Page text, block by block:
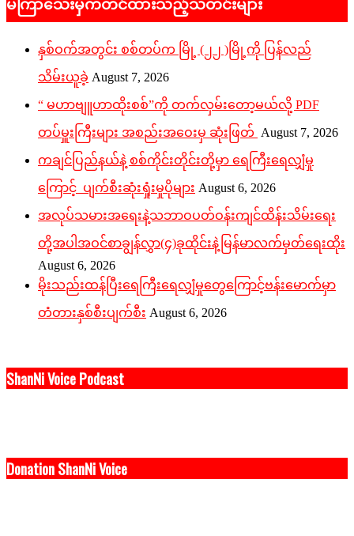
နှစ်ဝက်အတွင်း စစ်တပ်က မြို့ (၂၂ )မြို့ကို ပြန်လည်
သိမ်းယူခဲ့ August 7, 2026
“ မဟာဗျူဟာထိုးစစ်”ကို တက်လှမ်းတော့မယ်လို့ PDF
တပ်မှူးကြီးများ အစည်းအဝေးမှ ဆုံးဖြတ် August 7, 2026
ကချင်ပြည်နယ်နဲ့ စစ်ကိုင်းတိုင်းတို့မှာ ရေကြီးရေလျှံမှု
ကြောင့် ပျက်စီးဆုံးရှုံးမှုပိုများ August 6, 2026
အလုပ်သမားအရေးနဲ့သဘာဝပတ်ဝန်းကျင်ထိန်းသိမ်းရေး
တို့အပါအဝင်စာချွန်လွှာ(၄)ခုထိုင်းနဲ့မြန်မာလက်မှတ်ရေးထိုး
August 6, 2026
မိုးသည်းထန်ပြီးရေကြီးရေလျှံမှုတွေကြောင့်ဗန်းမောက်မှာ
တံတားနှစ်စီးပျက်စီး August 6, 2026
ShanNi Voice Podcast
Donation ShanNi Voice